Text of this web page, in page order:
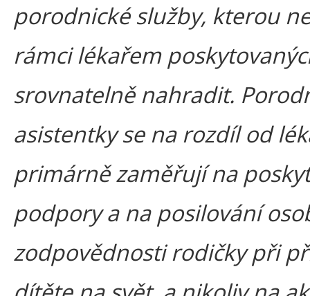
porodnické služby, kterou
rámci lékařem
srovnatelně nahradit.
asistentky se na rozdíl od
primárně zaměřují na
podpory a na posilování
zodpovědnosti rodičky při